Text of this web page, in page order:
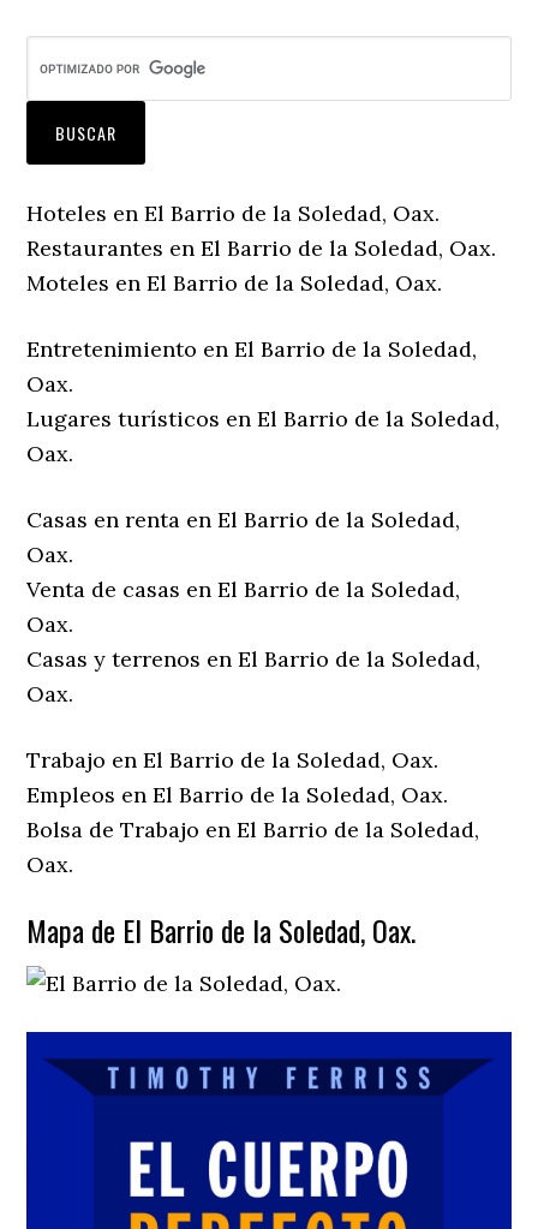
Hoteles en El Barrio de la Soledad, Oax.
Restaurantes en El Barrio de la Soledad, Oax.
Moteles en El Barrio de la Soledad, Oax.
Entretenimiento en El Barrio de la Soledad,
Oax.
Lugares turísticos en El Barrio de la Soledad,
Oax.
Casas en renta en El Barrio de la Soledad,
Oax.
Venta de casas en El Barrio de la Soledad,
Oax.
Casas y terrenos en El Barrio de la Soledad,
Oax.
Trabajo en El Barrio de la Soledad, Oax.
Empleos en El Barrio de la Soledad, Oax.
Bolsa de Trabajo en El Barrio de la Soledad,
Oax.
Mapa de El Barrio de la Soledad, Oax.